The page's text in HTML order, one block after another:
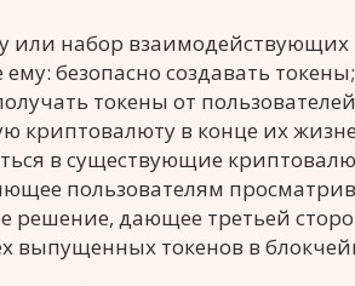
или набор взаимодействующих
безопасно создавать токены;
токены от
криптовалюту в конце их
в существующие
пользователям
решение, дающее третьей
выпущенных токенов в